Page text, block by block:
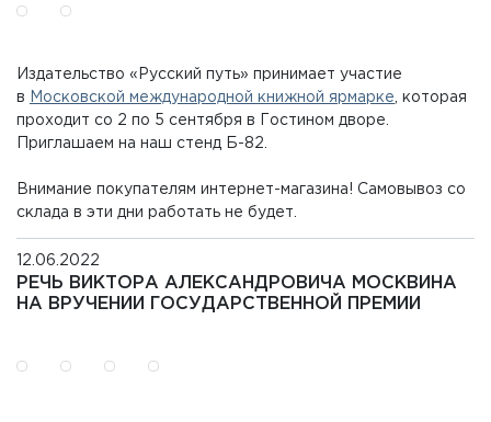
Издательство «Русский путь» принимает участие
в
Московской международной книжной ярмарке , которая
проходит со 2 по 5 сентября в Гостином дворе.
Приглашаем на наш стенд Б-82.
Внимание покупателям интернет-магазина! Самовывоз со
склада в эти дни работать не будет.
12.06.2022
РЕЧЬ ВИКТОРА АЛЕКСАНДРОВИЧА МОСКВИНА
НА ВРУЧЕНИИ ГОСУДАРСТВЕННОЙ ПРЕМИИ